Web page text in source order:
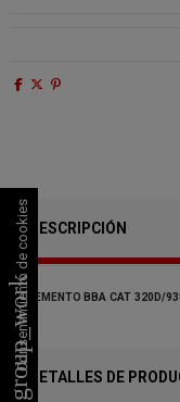
DESCRIPCIÓN
ELEMENTO BBA CAT 320D/
DETALLES DE
group_work
Consentimiento de cookies